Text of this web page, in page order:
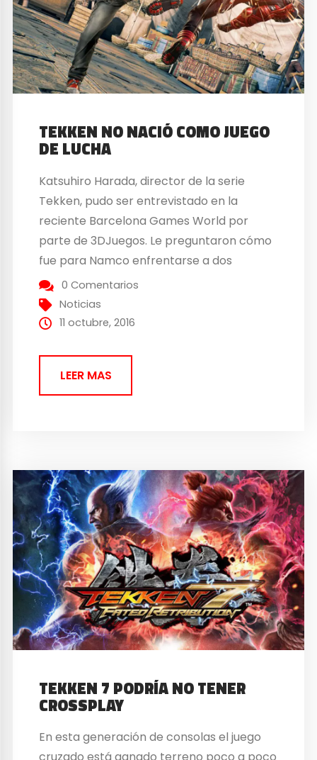
TEKKEN NO NACIÓ COMO JUEGO
DE LUCHA
Katsuhiro Harada, director de la serie
Tekken, pudo ser entrevistado en la
reciente Barcelona Games World por
parte de 3DJuegos. Le preguntaron cómo
fue para Namco enfrentarse a dos
grandes compañías como Capcom y
Sega, que tenían bajo el brazo a dos de los
grandes videojuegos de lucha, Street
0 Comentarios
Noticias
11 octubre, 2016
LEER MAS
TEKKEN 7 PODRÍA NO TENER
CROSSPLAY
En esta generación de consolas el juego